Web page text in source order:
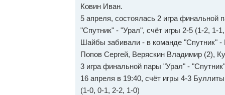
Ковин Иван.
5 апреля, состоялась 2 игра финальной
"Спутник" - "Урал", счёт игры 2-5 (1-2, 1-
Шайбы забивали - в команде "Спутник"
Попов Сергей, Веряскин Владимир (2),
3 игра финальной пары "Урал" -
16 апреля в 19:40, счëт игры 4-3 Буллиты
(1-0, 0-1, 2-2, 1-0)